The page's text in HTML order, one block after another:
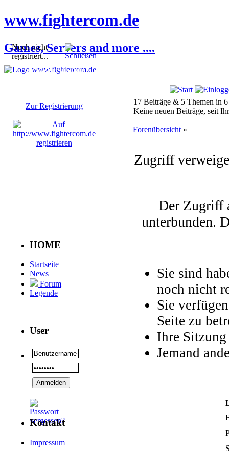
www.fightercom.de
Games, Servers and more ....
HOME
Startseite
News
Forum
Legende
User
Kontakt
Impressum
17 Beiträge & 5 Themen in
Keine neuen Beiträge, seit
Forenübersicht »
Zugriff
Der Zugriff
unterbunden.
Sie sind
noch nicht
Sie
Seite zu
Ihre
Jemand
Noch nicht
registriert...
Sie sind noch nicht
Zur Registrierung